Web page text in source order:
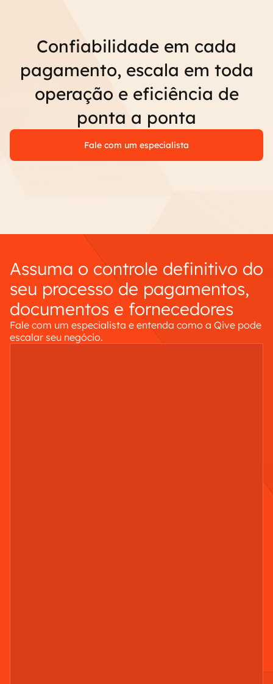
Confiabilidade em cada
pagamento, escala em toda
operação e eficiência de
ponta a ponta
Fale com um especialista
Assuma o controle definitivo do
seu processo de pagamentos,
documentos e fornecedores
Fale com um especialista e entenda como a Qive pode
escalar seu negócio.